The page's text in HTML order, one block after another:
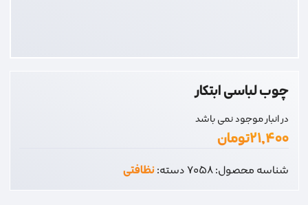
چوب لباسی ابتکار
در انبار موجود نمی باشد
۲۱,۴۰۰تومان
شناسه محصول:7058دسته:نظافتی